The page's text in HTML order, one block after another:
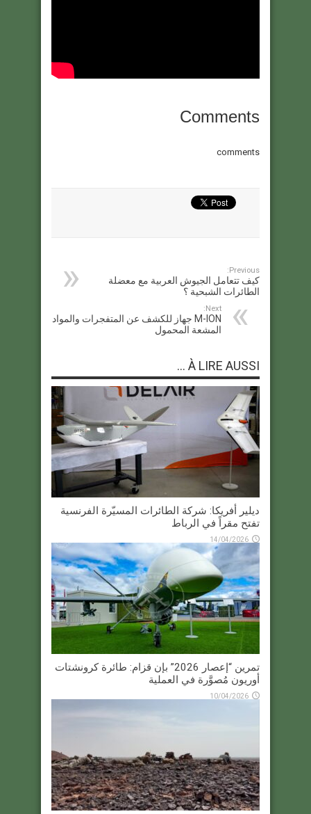
Comments
comments
Previous:
كيف تتعامل الجيوش العربية مع معضلة
الطائرات الشبحية ؟
Next:
M-ION جهاز للكشف عن المتفجرات والمواد
المشعة المحمول
À LIRE AUSSI ...
ديلير أفريكا: شركة الطائرات المسيّرة الفرنسية
تفتح مقراً في الرباط
14/04/2026
تمرين “إعصار 2026” بإن قزام: طائرة كرونشتات
أوريون مُصوَّرة في العملية
10/04/2026